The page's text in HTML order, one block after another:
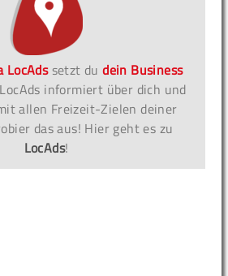
LocAdssetzt dudein Business
informiert über dich und
allen Freizeit-Zielen deiner
das aus! Hier geht es zu
LocAds!